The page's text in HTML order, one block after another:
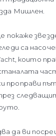
Мишлен.
покаже
са
които
проправи
да ви